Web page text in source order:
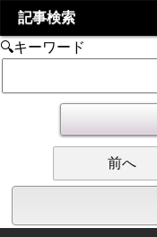
記事検索
🔍キーワード
前へ